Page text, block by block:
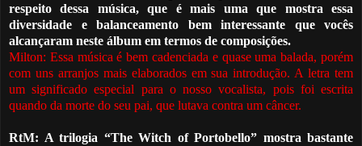
respeito dessa música, que é mais uma que mostra essa
diversidade e balanceamento bem interessante que vocês
alcançaram neste álbum em termos de composições.
Milton: Essa músicaé bem cadenciada e quase uma balada, porém
com uns arranjos mais elaborados em sua introdução. A letra tem
um significado especial para o nosso vocalista, pois foi escrita
quando da morte do seu pai, que lutava contra um câncer.
RtM: A trilogia “The Witch of Portobello” mostra bastante